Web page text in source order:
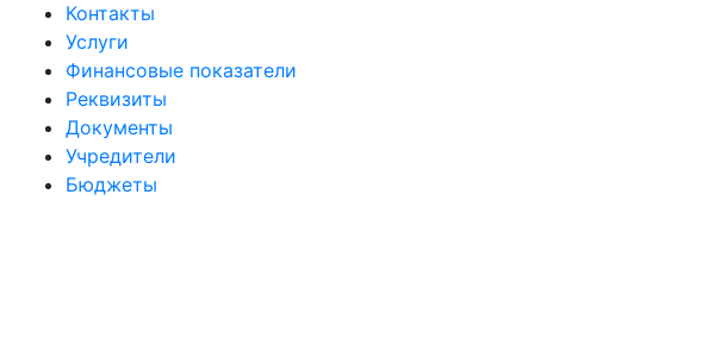
Контакты
Услуги
Финансовые показатели
Реквизиты
Документы
Учредители
Бюджеты